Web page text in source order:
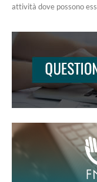
attività dove possono